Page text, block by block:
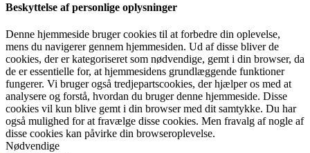
Beskyttelse af personlige oplysninger
Denne hjemmeside bruger cookies til at forbedre din oplevelse,
mens du navigerer gennem hjemmesiden. Ud af disse bliver de
cookies, der er kategoriseret som nødvendige, gemt i din browser, da
de er essentielle for, at hjemmesidens grundlæggende funktioner
fungerer. Vi bruger også tredjepartscookies, der hjælper os med at
analysere og forstå, hvordan du bruger denne hjemmeside. Disse
cookies vil kun blive gemt i din browser med dit samtykke. Du har
også mulighed for at fravælge disse cookies. Men fravalg af nogle af
disse cookies kan påvirke din browseroplevelse.
Nødvendige